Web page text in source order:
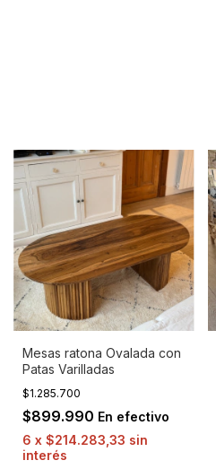
Mesas ratona Ovalada con
Patas Varilladas
$1.285.700
$899.990 En efectivo
6 x $214.283,33 sin
interés